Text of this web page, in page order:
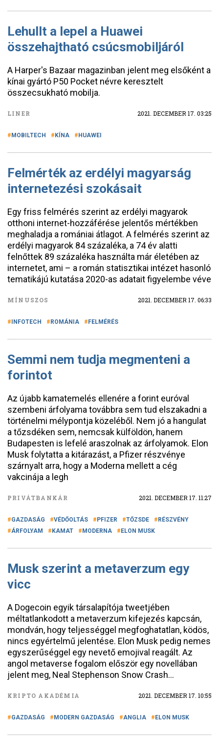
Lehullt a lepel a Huawei
összehajtható csúcsmobiljáról
A Harper's Bazaar magazinban jelent meg elsőként a
kínai gyártó P50 Pocket névre keresztelt
összecsukható mobilja.
LINER 2021. DECEMBER 17. 03:25
MOBILTECH KÍNA HUAWEI
Felmérték az erdélyi magyarság
internetezési szokásait
Egy friss felmérés szerint az erdélyi magyarok
otthoni internet-hozzáférése jelentős mértékben
meghaladja a romániai átlagot. A felmérés szerint az
erdélyi magyarok 84 százaléka, a 74 év alatti
felnőttek 89 százaléka használta már életében az
internetet, ami – a román statisztikai intézet hasonló
tematikájú kutatása 2020-as adatait figyelembe véve
MÍNUSZOS 2021. DECEMBER 17. 06:33
INFOTECH ROMÁNIA FELMÉRÉS
Semmi nem tudja megmenteni a
forintot
Az újabb kamatemelés ellenére a forint euróval
szembeni árfolyama továbbra sem tud elszakadni a
történelmi mélypontja közeléből. Nem jó a hangulat
a tőzsdéken sem, nemcsak külföldön, hanem
Budapesten is lefelé araszolnak az árfolyamok. Elon
Musk folytatta a kitárazást, a Pfizer részvénye
szárnyalt arra, hogy a Moderna mellett a cég
vakcinája a legh
PRIVÁTBANKÁR 2021. DECEMBER 17. 11:27
GAZDASÁG VÉDŐOLTÁS PFIZER TŐZSDE
RÉSZVÉNY
ÁRFOLYAM
KAMAT MODERNA ELON MUSK
Musk szerint a metaverzum egy
vicc
A Dogecoin egyik társalapítója tweetjében
méltatlankodott a metaverzum kifejezés kapcsán,
mondván, hogy teljességgel megfoghatatlan, ködös,
nincs egyértelmű jelentése. Elon Musk pedig nemes
egyszerűséggel egy nevető emojival reagált. Az
angol metaverse fogalom először egy novellában
jelent meg, Neal Stephenson Snow Crash…
KRIPTO AKADÉMIA 2021. DECEMBER 17. 10:55
GAZDASÁG MODERN GAZDASÁG ANGLIA ELON MUSK